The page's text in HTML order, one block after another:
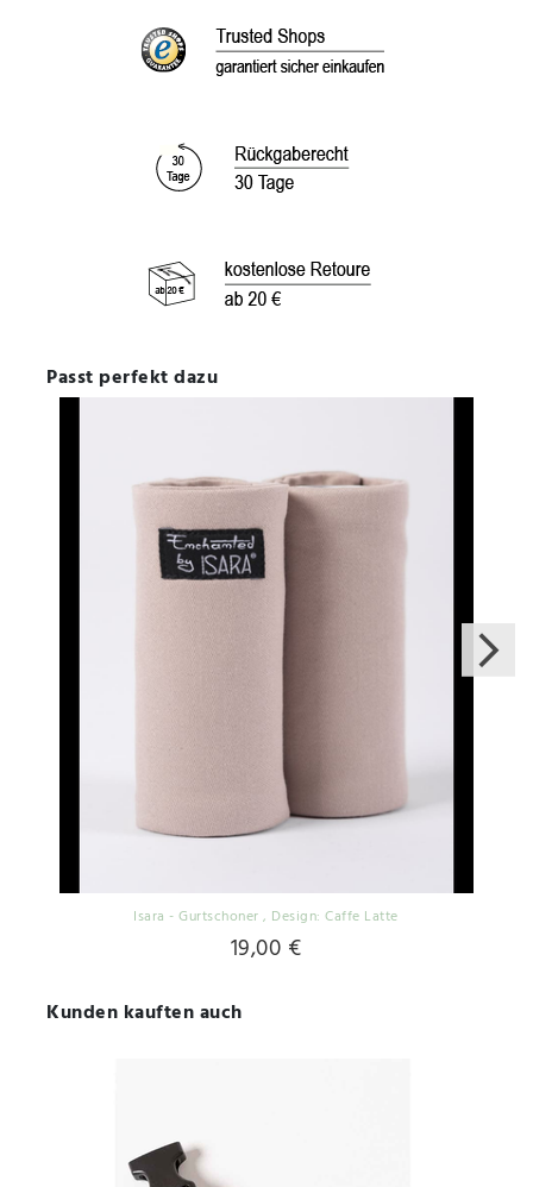
Passt perfekt dazu
Isara - Gurtschoner, Design: Caffe Latte
19,00 €
Kunden kauften auch